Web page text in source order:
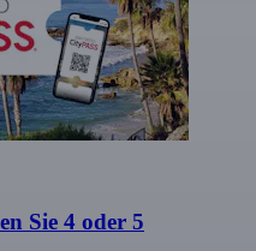
Sie 4 oder 5